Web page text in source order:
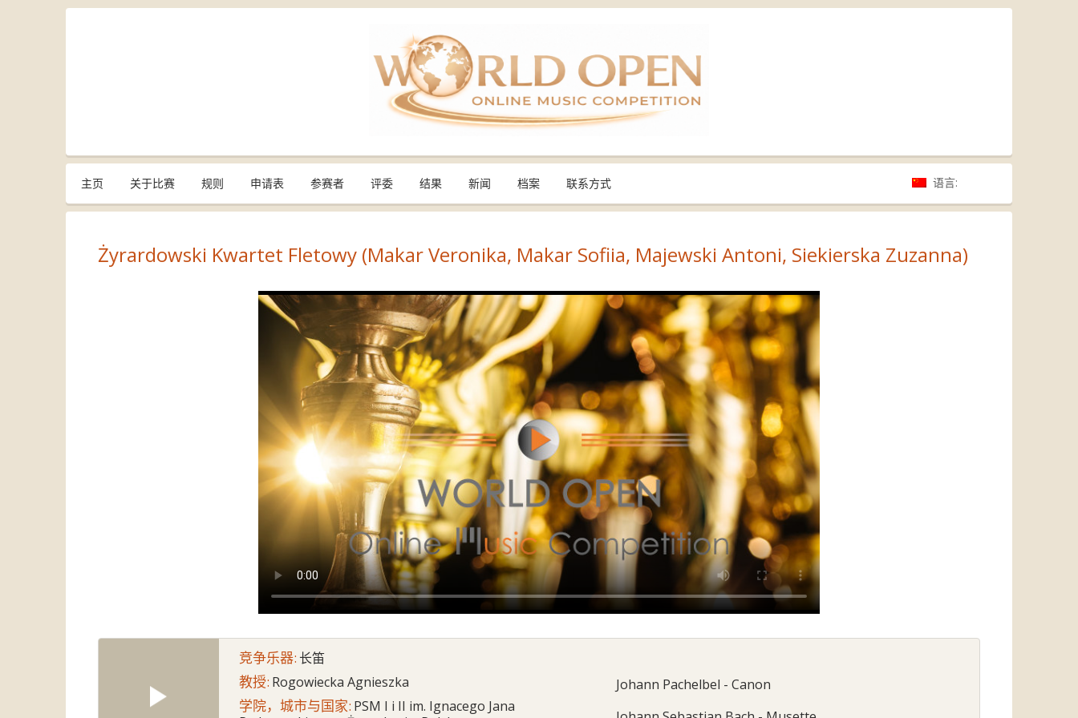
主页 关于比赛 规则 申请表 参赛者 评委 结果 新闻 档案 联系方式 语言:
Żyrardowski Kwartet Fletowy (Makar Veronika, Makar Sofiia, Majewski Antoni, Siekierska Zuzanna)
竞争乐器: 长笛
教授: Rogowiecka Agnieszka
学院，城市与国家: PSM I i II im. Ignacego Jana
Johann Pachelbel - Canon